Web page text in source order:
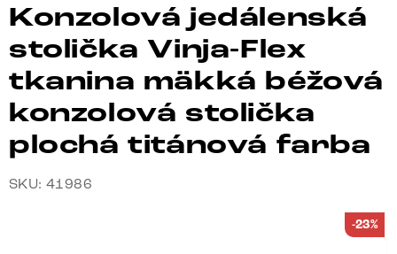
Konzolová jedálenská
stolička Vinja-Flex
tkanina mäkká béžová
konzolová stolička
plochá titánová farba
SKU: 41986
-23%